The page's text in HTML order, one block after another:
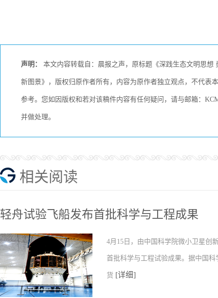
声明： 本文内容转载自：晨报之声，原标题《深践生态文明思想
新图景》，版权归原作者所有，内容为原作者独立观点，不代表
参考。您如因版权和若对该稿件内容有任何疑问，请与邮箱：
并做处理。
相关阅读
轻舟试验飞船发布首批科学与工程成果
4月15日，由中国科学院微小卫星创
首批科学与工程试验成果。据中国
货 [详细]